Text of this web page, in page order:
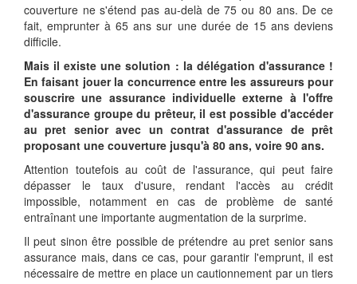
couverture ne s'étend pas au-delà de 75 ou 80 ans. De ce
fait, emprunter à 65 ans sur une durée de 15 ans deviens
difficile.
Mais il existe une solution : la délégation d'assurance !
En faisant jouer la concurrence entre les assureurs pour
souscrire une assurance individuelle externe à l'offre
d'assurance groupe du prêteur, il est possible d'accéder
au pret senior avec un contrat d'assurance de prêt
proposant une couverture jusqu'à 80 ans, voire 90 ans.
Attention toutefois au coût de l'assurance, qui peut faire
dépasser le taux d'usure, rendant l'accès au crédit
impossible, notamment en cas de problème de santé
entraînant une importante augmentation de la surprime.
Il peut sinon être possible de prétendre au pret senior sans
assurance mais, dans ce cas, pour garantir l'emprunt, il est
nécessaire de mettre en place un cautionnement par un tiers